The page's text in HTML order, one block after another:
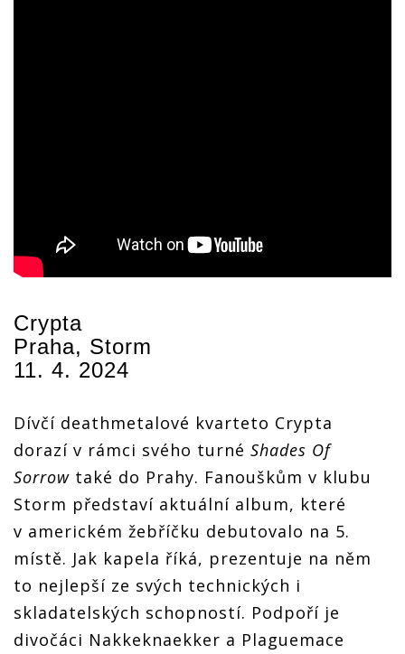
Crypta
Praha, Storm
11. 4. 2024
Dívčí deathmetalové kvarteto Crypta
dorazí v rámci svého turné Shades Of
Sorrow také do Prahy. Fanouškům v klubu
Storm představí aktuální album, které
v americkém žebříčku debutovalo na 5.
místě. Jak kapela říká, prezentuje na něm
to nejlepší ze svých technických i
skladatelských schopností. Podpoří je
divočáci Nakkeknaekker a Plaguemace